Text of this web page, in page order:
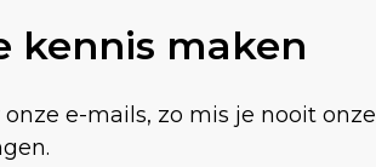
kennis maken
e-mails, zo mis je nooit onze